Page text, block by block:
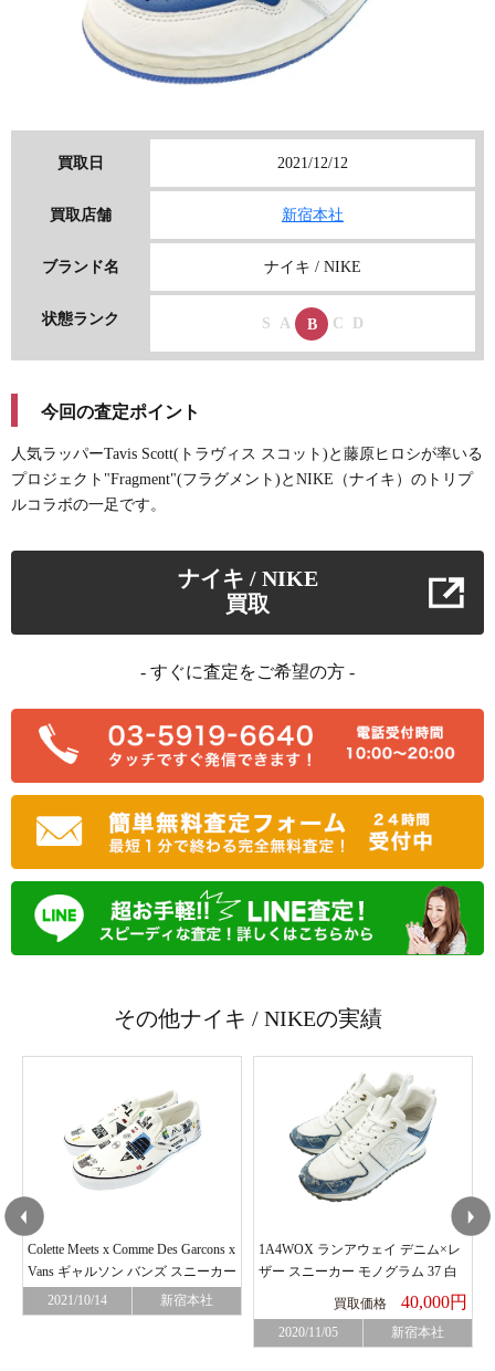
買取日 2021/12/12
買取店舗 新宿本社
ブランド名 ナイキ / NIKE
状態ランク S A B C D
今回の査定ポイント
人気ラッパーTavis Scott(トラヴィス スコット)と藤原ヒロシが率いる
プロジェクト"Fragment"(フラグメント)とNIKE（ナイキ）のトリプ
ルコラボの一足です。
ナイキ / NIKE
買取
- すぐに査定をご希望の方 -
その他ナイキ / NIKEの実績
Colette Meets x Comme Des Garcons x
Vans ギャルソン バンズ スニーカー
2021/10/14
新宿本社
1A4WOX ランアウェイ デニム×レ
ザー スニーカー モノグラム 37 白
買取価格 40,000円
2020/11/05 新宿本社